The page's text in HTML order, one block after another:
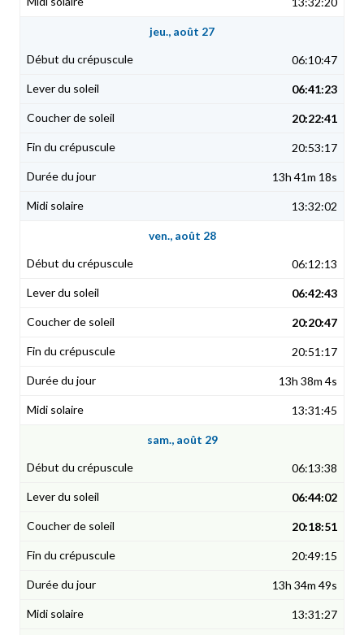
jeu., août 27
06:10:47
06:41:23
20:22:41
20:53:17
13h 41m 18s
13:32:02
ven., août 28
06:12:13
06:42:43
20:20:47
20:51:17
13h 38m 4s
13:31:45
sam., août 29
06:13:38
06:44:02
20:18:51
20:49:15
13h 34m 49s
13:31:27